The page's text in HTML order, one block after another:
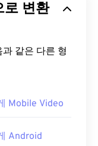
00 00
00 00
로 변환
Mobile Video
Android